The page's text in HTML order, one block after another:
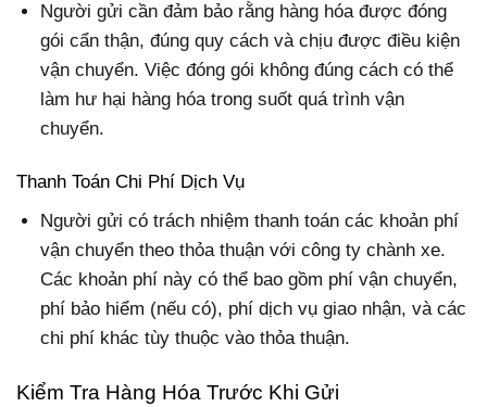
Người gửi cần đảm bảo rằng hàng hóa được đóng
gói cẩn thận, đúng quy cách và chịu được điều kiện
vận chuyển. Việc đóng gói không đúng cách có thể
làm hư hại hàng hóa trong suốt quá trình vận
chuyển.
Thanh Toán Chi Phí Dịch Vụ
Người gửi có trách nhiệm thanh toán các khoản phí
vận chuyển theo thỏa thuận với công ty chành xe.
Các khoản phí này có thể bao gồm phí vận chuyển,
phí bảo hiểm (nếu có), phí dịch vụ giao nhận, và các
chi phí khác tùy thuộc vào thỏa thuận.
Kiểm Tra Hàng Hóa Trước Khi Gửi